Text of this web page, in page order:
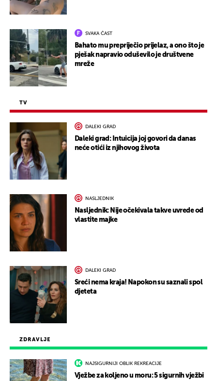
ZDRAVLJE
NAJSIGURNIJI OBLIK REKREACIJE
Vježbe za koljeno u moru: 5 sigurnih vježbi
SVAKA ČAST
Bahato mu prepriječio prijelaz, a ono što je
pješak napravio oduševilo je društvene
mreže
TV
DALEKI GRAD
Daleki grad: Intuicija joj govori da danas
neće otići iz njihovog života
NASLJEDNIK
Nasljednik: Nije očekivala takve uvrede od
vlastite majke
DALEKI GRAD
Sreći nema kraja! Napokon su saznali spol
djeteta